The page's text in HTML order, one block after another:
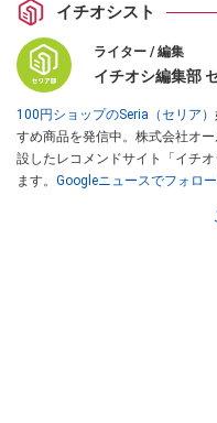
イチオシスト
ライター / 編集
イチオシ編集部
100円ショップのSeria（セリア）
すめ商品を発信中。株式会社オ
設したレコメンドサイト「イチ
ます。 Googleニュースでフォロー